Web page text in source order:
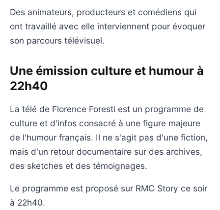
Des animateurs, producteurs et comédiens qui
ont travaillé avec elle interviennent pour évoquer
son parcours télévisuel.
Une émission culture et humour à
22h40
La télé de Florence Foresti est un programme de
culture et d'infos consacré à une figure majeure
de l'humour français. Il ne s'agit pas d'une fiction,
mais d'un retour documentaire sur des archives,
des sketches et des témoignages.
Le programme est proposé sur RMC Story ce soir
à 22h40.